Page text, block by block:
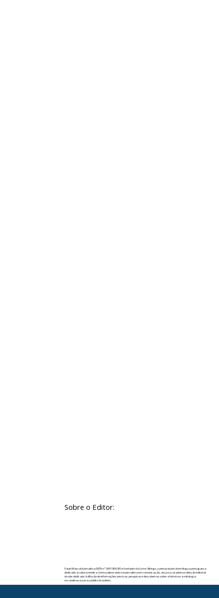
Sobre o Editor:
Paulo Marsal é jornalista (MTb nº 0091859/SP) e fundador da Livros Vikings, o principal portal em língua portuguesa
dedicado à cultura nórdica. Como palestrante e especialista em comunicação, atua na curadoria e direção editorial
do site, dedicado à difusão de informações precisas, pesquisas e descobertas sobre a história e a mitologia
escandinava para o público brasileiro.